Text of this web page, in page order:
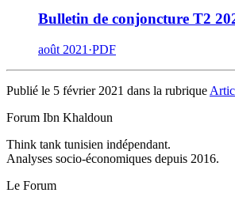
Bulletin de conjoncture T2
août 2021 ·PDF
Publié le 5 février 2021 dans la rubrique
Forum Ibn Khaldoun
Think tank tunisien indépendant.
Analyses socio-économiques depuis 2016.
Le Forum